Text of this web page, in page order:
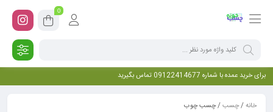
0
برای خرید عمده با شماره 09122414677 تماس بگیرید
خانه/چسب/ چسب چوب